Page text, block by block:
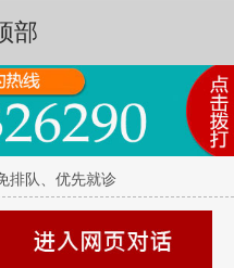
部
排队、优先就诊